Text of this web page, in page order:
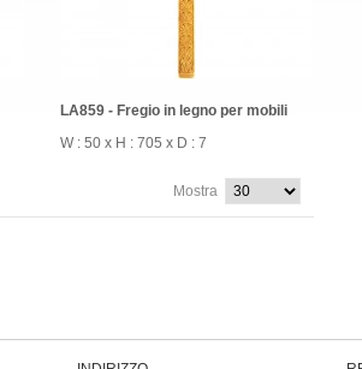
LA859 - Fregio in legno per mobili
W : 50 x H : 705 x D : 7
Mostra